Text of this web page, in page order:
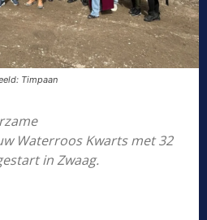
Timpaan
Waterroos Kwarts met 32
in Zwaag.